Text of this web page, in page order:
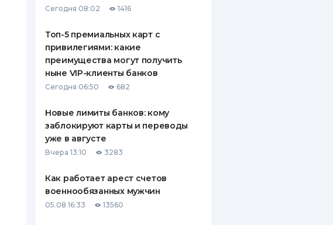
ВСЕ СТРАХОВЫЕ ПОЛИСЫ
СТРАХОВЫЕ КОМПАНИИ
КОМПАНИЯХ
КОНТАКТЫ
Сегодня 08:02 1416
Топ-5 премиальных карт с
привилегиями: какие
преимущества могут получить
ныне VIP-клиенты банков
Сегодня 06:50 682
Новые лимиты банков: кому
заблокируют карты и переводы
уже в августе
Вчера 13:10 3283
Как работает арест счетов
военнообязанных мужчин
05.08 16:33 13560